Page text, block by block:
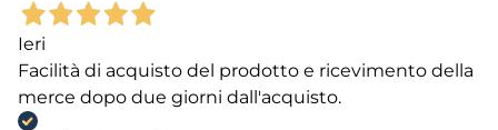
Ieri
Facilità di acquisto del prodotto e ricevimento della
merce dopo due giorni dall'acquisto.